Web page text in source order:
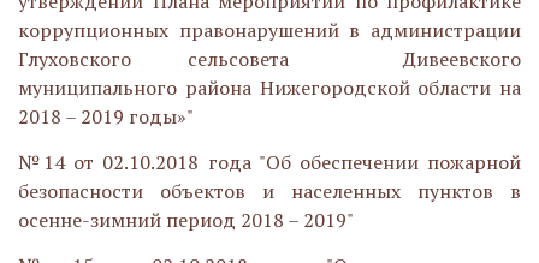
коррупционных правонарушений в администрации
Глуховского сельсовета Дивеевского
муниципального района Нижегородской области на
2018 – 2019 годы»"
№14 от 02.10.2018 года "Об обеспечении пожарной
безопасности объектов и населенных пунктов в
осенне-зимний период 2018 – 2019"